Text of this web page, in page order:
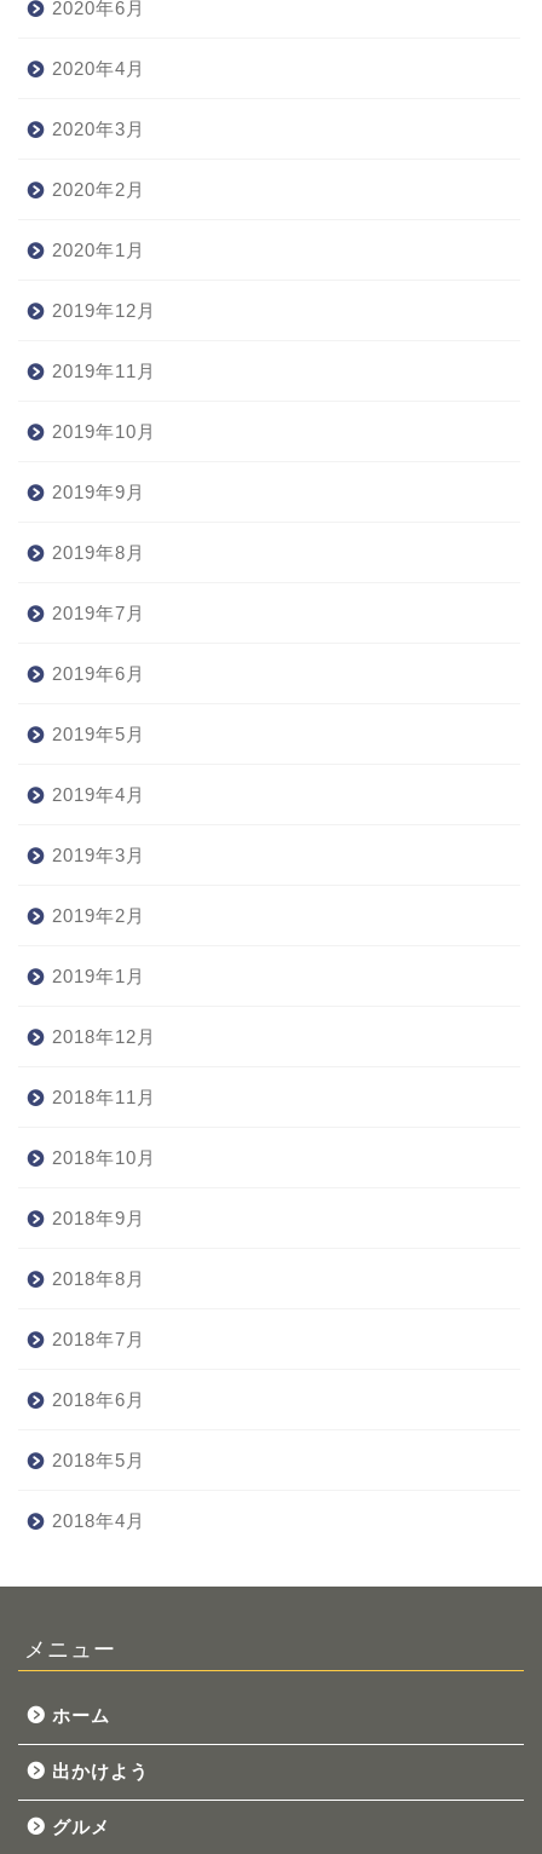
2020年6月
2020年4月
2020年3月
2020年2月
2020年1月
2019年12月
2019年11月
2019年10月
2019年9月
2019年8月
2019年7月
2019年6月
2019年5月
2019年4月
2019年3月
2019年2月
2019年1月
2018年12月
2018年11月
2018年10月
2018年9月
2018年8月
2018年7月
2018年6月
2018年5月
2018年4月
メニュー
ホーム
出かけよう
グルメ